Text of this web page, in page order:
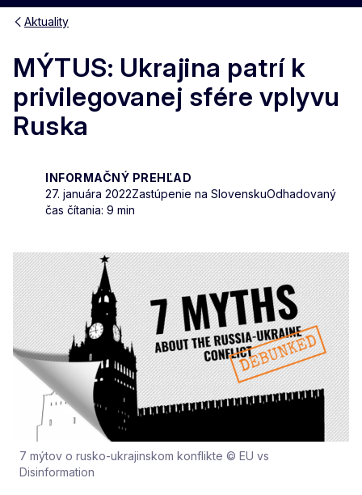
Aktuality
MÝTUS: Ukrajina patrí k
privilegovanej sfére vplyvu
Ruska
INFORMAČNÝ PREHĽAD
27. januára 2022Zastúpenie na SlovenskuOdhadovaný
čas čítania: 9 min
7 mýtov o rusko-ukrajinskom konflikte © EU vs
Disinformation